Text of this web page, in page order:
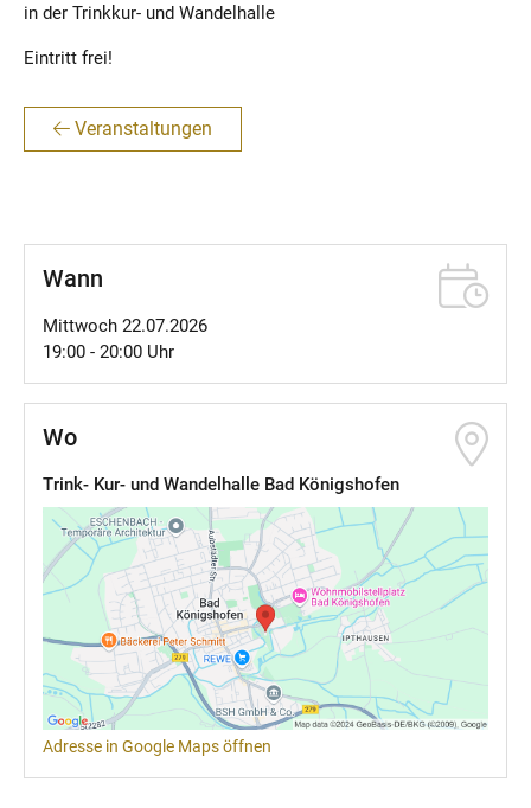
in der Trinkkur- und Wandelhalle
Eintritt frei!
Veranstaltungen
Wann
Mittwoch 22.07.2026
19:00 - 20:00 Uhr
Wo
Trink- Kur- und Wandelhalle Bad Königshofen
Adresse in Google Maps öffnen